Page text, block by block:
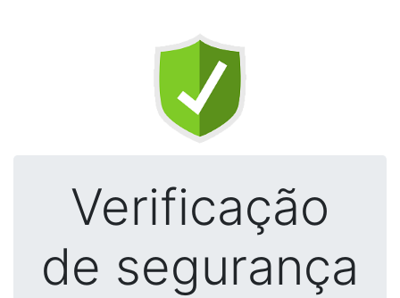
Verificação
de segurança